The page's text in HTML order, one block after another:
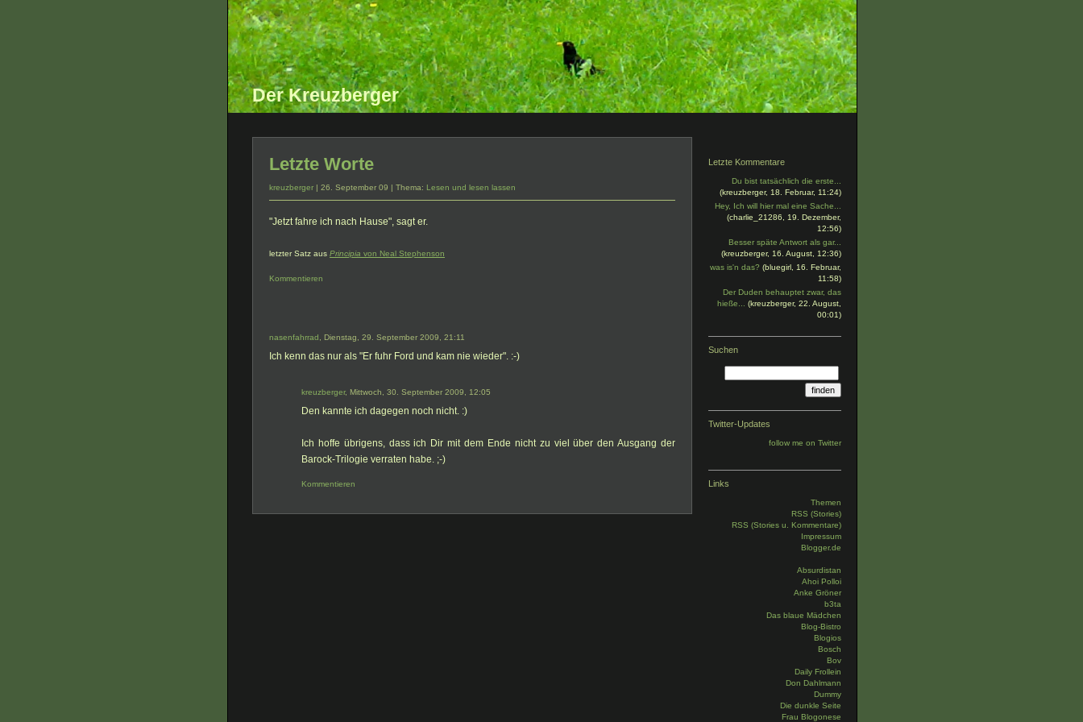
Der Kreuzberger
Letzte Worte
kreuzberger | 26. September 09 | Thema: Lesen und lesen lassen
"Jetzt fahre ich nach Hause", sagt er.
letzter Satz aus Principia von Neal Stephenson
Kommentieren
nasenfahrrad , Dienstag, 29. September 2009, 21:11
Ich kenn das nur als "Er fuhr Ford und kam nie wieder". :-)
kreuzberger, Mittwoch, 30. September 2009, 12:05
Den kannte ich dagegen noch nicht. :)
Ich hoffe übrigens, dass ich Dir mit dem Ende nicht zu viel über den Ausgang der
Barock-Trilogie verraten habe. ;-)
Kommentieren
Letzte Kommentare
Du bist tatsächlich die erste...
(kreuzberger, 18. Februar, 11:24)
Hey, Ich will hier mal eine Sache...
(charlie_21286, 19. Dezember,
12:56)
Besser späte Antwort als gar...
(kreuzberger, 16. August, 12:36)
was is'n das? (bluegirl, 16. Februar,
11:58)
Der Duden behauptet zwar, das
hieße...
(kreuzberger, 22. August,
00:01)
Suchen
Twitter-Updates
follow me on Twitter
Links
Themen
RSS (Stories)
RSS (Stories u. Kommentare)
Impressum
Blogger.de
Absurdistan
Ahoi Polloi
Anke Gröner
b3ta
Das blaue Mädchen
Blog-Bistro
Blogios
Bosch
Bov
Daily Frollein
Don Dahlmann
Dummy
Die dunkle Seite
Frau Blogonese